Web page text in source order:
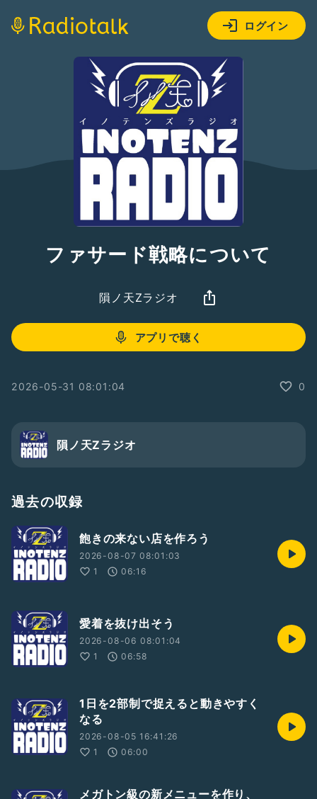
ログイン
ファサード戦略について
隕ノ天Zラジオ
アプリで聴く
2026-05-31 08:01:04 0
隕ノ天Zラジオ
過去の収録
飽きの来ない店を作ろう
2026-08-07 08:01:03
1
06:16
愛着を抜け出そう
2026-08-06 08:01:04
1
06:58
1日を2部制で捉えると動きやすく
なる
2026-08-05 16:41:26
1
06:00
メガトン級の新メニューを作り、